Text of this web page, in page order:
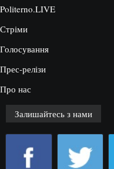
Politerno.LIVE
Стріми
Голосування
Прес-релізи
Про нас
Залишайтесь з нами